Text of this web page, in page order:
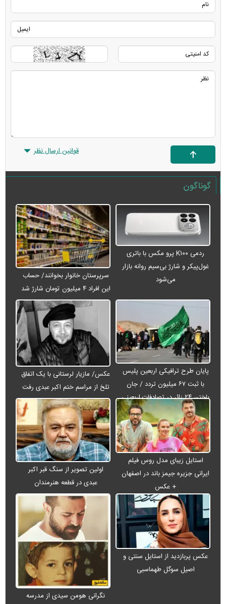
قوانین ارسال نظر
گوناگون
ردمی K۱۰۰ پرو مکس با باتری
غول‌پیکر و شارژ بی‌سیم روانه بازار
می‌شود
سرپرستان خانوار بخوانند/ حساب
این افراد ۴ میلیون تومان شارژ شد
پایان طرح ترافیکی اربعین پلیس
با ثبت ۶۷ میلیون تردد / جان
باختن ۲۴ زائر در تصادفات اربعینی
عکس/ مازیار لرستانی با یک اتفاق
تلخ از مراسم ختم اکبر عبدی رفت
استایل زیبای مدل روس فیلم
ایرانی جزیره جیمز باند در اصفهان
+ عکس
اولین تصویر از سنگ قبر اکبر
عبدی در قطعه هنرمندان
عکس پربازدید از استایل سنتی و
اصیل سوگل طهماسبی
نگرانی هومن سیدی از مدرسه